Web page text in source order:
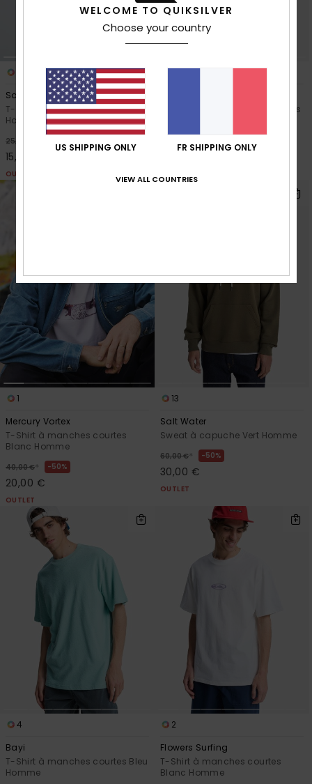
Salt Water
T-shirt à manches courtes Bleu
Homme
25,00 €
15,00 €
OUTLET
2
T-Shirt à manches courtes Gris
*
1
Mercury Vortex
T-Shirt à manches courtes
Blanc Homme
40,00 € * 50%
20,00 €
OUTLET
13
Salt Water
Sweat à capuche Vert Homme
60,00 € * 50%
30,00 €
OUTLET
4
Bayi
T-Shirt à manches courtes Bleu
Homme
2
Flowers Surfing
T-Shirt à manches courtes
Blanc Homme
WELCOME TO QUIKSILVER
Choose your country
US SHIPPING ONLY FR SHIPPING ONLY
VIEW ALL COUNTRIES